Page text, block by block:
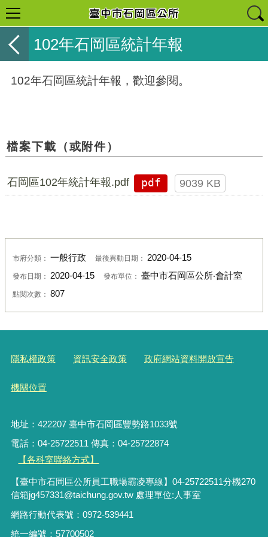
102年石岡區統計年報
102年石岡區統計年報，歡迎參閱。
檔案下載（或附件）
石岡區102年統計年報.pdf pdf 9039 KB
市府分類： 一般行政 最後異動日期： 2020-04-15
發布日期： 2020-04-15 發布單位： 臺中市石岡區公所‧會計室
點閱次數： 807
隱私權政策 資訊安全政策 政府網站資料開放宣告
機關位置
地址：422207 臺中市石岡區豐勢路1033號
電話：04-25722511 傳真：04-25722874
【各科室聯絡方式】
【臺中市石岡區公所員工職場霸凌專線】04-25722511分機270
信箱jg457331@taichung.gov.tw 處理單位:人事室
網路行動代表號：0972-539441
統一編號：57700502